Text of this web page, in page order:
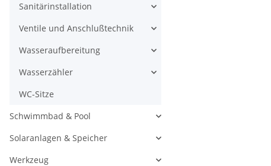
Sanitärinstallation
Ventile und Anschlußtechnik
Wasseraufbereitung
Wasserzähler
WC-Sitze
Schwimmbad & Pool
Solaranlagen & Speicher
Werkzeug